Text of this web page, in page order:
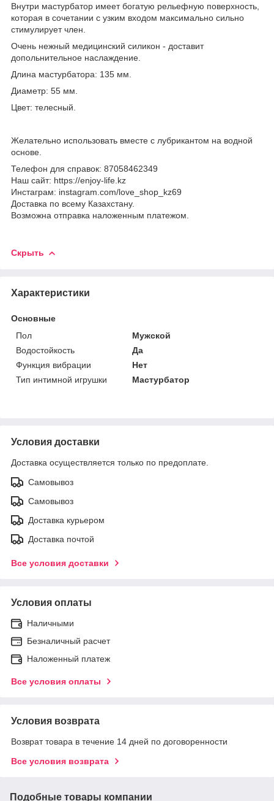
Внутри мастурбатор имеет богатую рельефную поверхность,
которая в сочетании с узким входом максимально сильно
стимулирует член.
Очень нежный медицинский силикон - доставит
допольнительное наслаждение.
Длина мастурбатора: 135 мм.
Диаметр: 55 мм.
Цвет: телесный.
Желательно использовать вместе с лубрикантом на водной
основе.
Телефон для справок: 87058462349
Наш сайт: https://enjoy-life.kz
Инстаграм: instagram.com/love_shop_kz69
Доставка по всему Казахстану.
Возможна отправка наложенным платежом.
Скрыть
Характеристики
Основные
Пол
Мужской
Водостойкость
Да
Функция вибрации
Нет
Тип интимной игрушки
Мастурбатор
Условия доставки
Доставка осуществляется только по предоплате.
Самовывоз
Самовывоз
Доставка курьером
Доставка почтой
Все условия доставки
Условия оплаты
Наличными
Безналичный расчет
Наложенный платеж
Все условия оплаты
Условия возврата
Возврат товара в течение 14 дней по договоренности
Все условия возврата
Подобные товары компании